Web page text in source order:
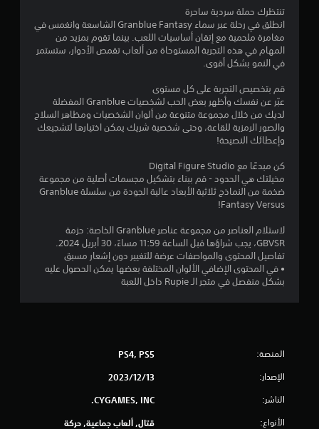
ن
ج
م
م
إ
ج
ي
تنتظرك حملة سردية ساحرة
انطلق في رحلة عبر سماء Granblue Fantasy الشاسعة وانغمس في
مغامرة ملحمية مع إتقان أساسيات اللعب. بينما تقوم بمزيد من
المهام في هذه التجربة المستوحاة من ألعاب تقمص الأدوار، ستستمر
في النمو بشكل أقوى.
قم بتخصيص التجربة على كل مستوى
عبّر عن نفسك وأظهر بعض الحب لشخصيات Granblue المفضلة
لديك من خلال مجموعة متنوعة من ألوان الشخصيات ومظاهر السلاح
والصور الرمزية للقاعة، وحتى شخصية شريك يمكن اختيارها لتشجيعك
وإعطائك النصيحة!
كن مبدعًا مع Digital Figure Studio
مخيلتك هي الحدود - قم ببناء بتشكيل مجسمات أصلية من مجموعة
ضخمة من النماذج ثلاثية الأبعاد عالية الجودة من سلسلة Granblue
Fantasy Versus!
لاستلام العناصر من مجموعة عناصر Granblue الخاصة: حزمة
GBVSR، يجب شراؤها قبل الساعة 11:59 مساءً، 30 أبريل 2024.
تفاصيل المحتوى والمواصفات عرضة للتغيير دون إشعار مسبق
• في المحتوى الإضافي الألوان المختلفة بعضها يمكن الحصول عليه
بشكل منفصل في متجر الـ Rupie داخل اللعبة
المنصة: PS4, PS5
الإصدار: 13‏/12‏/2023
الناشر: CYGAMES, INC.
الأنواع: قتال, ألعاب جماعية, حركة